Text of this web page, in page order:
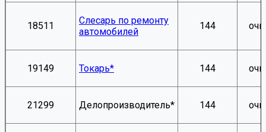
18511
Слесарь по ремонту
автомобилей
144
19149 Токарь* 144
21299 Делопроизводитель* 144